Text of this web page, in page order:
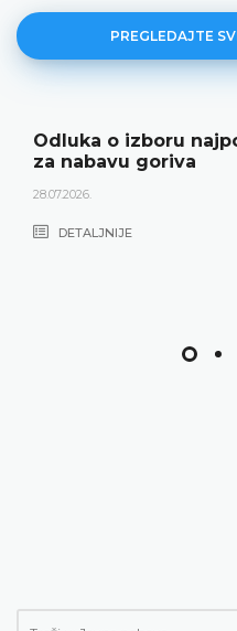
PREGLEDAJTE
Odluka o izboru
za nabavu goriva
28.07.2026.
DETALJNIJE